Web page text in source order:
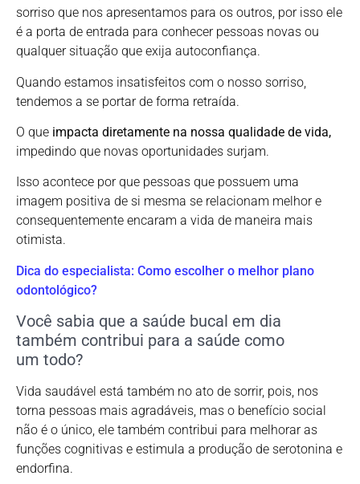
sorriso que nos apresentamos para os outros, por isso ele
é a porta de entrada para conhecer pessoas novas ou
qualquer situação que exija autoconfiança.
Quando estamos insatisfeitos com o nosso sorriso,
tendemos a se portar de forma retraída.
O que impacta diretamente na nossa qualidade de vida,
impedindo que novas oportunidades surjam.
Isso acontece por que pessoas que possuem uma
imagem positiva de si mesma se relacionam melhor e
consequentemente encaram a vida de maneira mais
otimista.
Dica do especialista: Como escolher o melhor plano
odontológico?
Você sabia que a saúde bucal em dia
também contribui para a saúde como
um todo?
Vida saudável está também no ato de sorrir, pois, nos
torna pessoas mais agradáveis, mas o benefício social
não é o único, ele também contribui para melhorar as
funções cognitivas e estimula a produção de serotonina e
endorfina.